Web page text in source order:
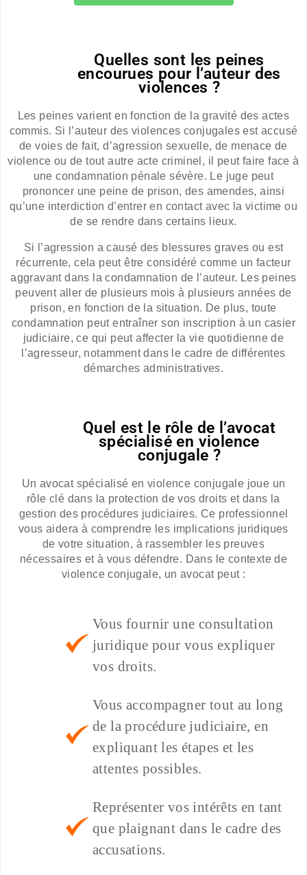
Quelles sont les peines
encourues pour l’auteur des
violences ?
Les peines varient en fonction de la gravité des actes
commis. Si l’auteur des violences conjugales est accusé
de voies de fait, d’agression sexuelle, de menace de
violence ou de tout autre acte criminel, il peut faire face à
une condamnation pénale sévère. Le juge peut
prononcer une peine de prison, des amendes, ainsi
qu’une interdiction d’entrer en contact avec la victime ou
de se rendre dans certains lieux.
Si l’agression a causé des blessures graves ou est
récurrente, cela peut être considéré comme un facteur
aggravant dans la condamnation de l’auteur. Les peines
peuvent aller de plusieurs mois à plusieurs années de
prison, en fonction de la situation. De plus, toute
condamnation peut entraîner son inscription à un casier
judiciaire, ce qui peut affecter la vie quotidienne de
l’agresseur, notamment dans le cadre de différentes
démarches administratives.
Quel est le rôle de l’avocat
spécialisé en violence
conjugale ?
Un avocat spécialisé en violence conjugale joue un
rôle clé dans la protection de vos droits et dans la
gestion des procédures judiciaires. Ce professionnel
vous aidera à comprendre les implications juridiques
de votre situation, à rassembler les preuves
nécessaires et à vous défendre. Dans le contexte de
violence conjugale, un avocat peut :
Vous fournir une consultation
juridique pour vous expliquer
vos droits.
Vous accompagner tout au long
de la procédure judiciaire, en
expliquant les étapes et les
attentes possibles.
Représenter vos intérêts en tant
que plaignant dans le cadre des
accusations.